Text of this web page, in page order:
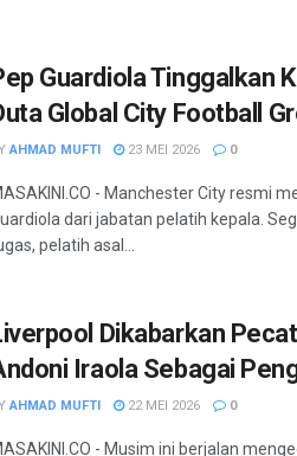
Guardiola Tinggalkan
Global City Football
AHMAD MUFTI 23 MEI 2026 0
- Manchester City resmi
dari jabatan pelatih kepala.
pelatih asal...
Dikabarkan
Iraola Sebagai
AHMAD MUFTI 22 MEI 2026 0
- Musim ini berjalan